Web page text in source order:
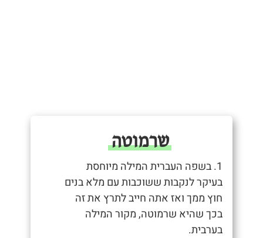
שרמוטה
1. בשפה העברית המילה מיוחסת
בעיקר לנקבות ששוכבות עם מלא בנים
חוץ ממך ואז אתה חייב לתרץ את זה
בכך שהיא שרמוטה, מקור המילה
בערבית.